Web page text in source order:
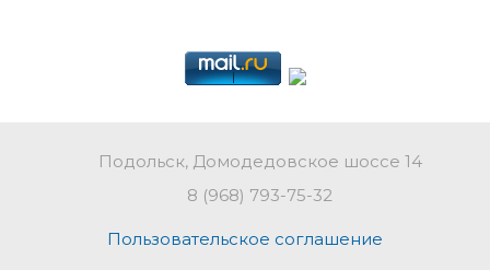
Подольск, Домодедовское шоссе 14
8 (968) 793-75-32
Пользовательское соглашение